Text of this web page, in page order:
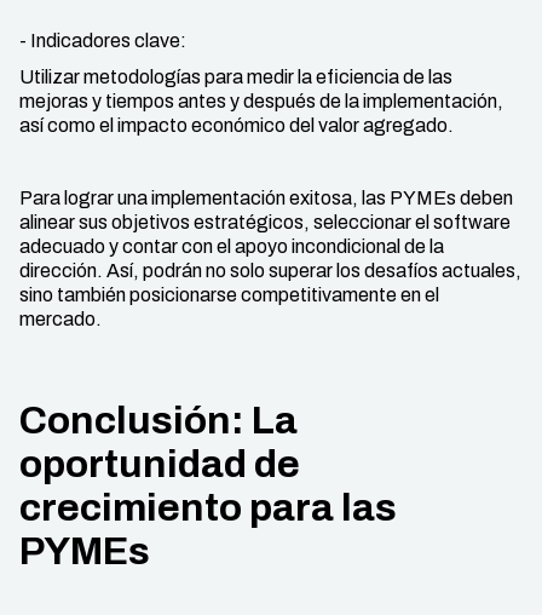
- Indicadores clave:
Utilizar metodologías para medir la eficiencia de las
mejoras y tiempos antes y después de la implementación,
así como el impacto económico del valor agregado.
Para lograr una implementación exitosa, las PYMEs deben
alinear sus objetivos estratégicos, seleccionar el software
adecuado y contar con el apoyo incondicional de la
dirección. Así, podrán no solo superar los desafíos actuales,
sino también posicionarse competitivamente en el
mercado.
Conclusión: La
oportunidad de
crecimiento para las
PYMEs